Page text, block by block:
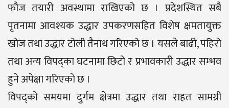
फौज तयारी अवस्थामा राखिएको छ । प्रदेशस्थित सबै
पृतनामा आवश्यक उद्धार उपकरणसहित विशेष क्षमतायुक्त
खोज तथा उद्धार टोली तैनाथ गरिएको छ । यसले बाढी, पहिरो
तथा अन्य विपद्का घटनामा छिटो र प्रभावकारी उद्धार सम्भव
हुने अपेक्षा गरिएको छ ।
विपद्को समयमा दुर्गम क्षेत्रमा उद्धार तथा राहत सामग्री